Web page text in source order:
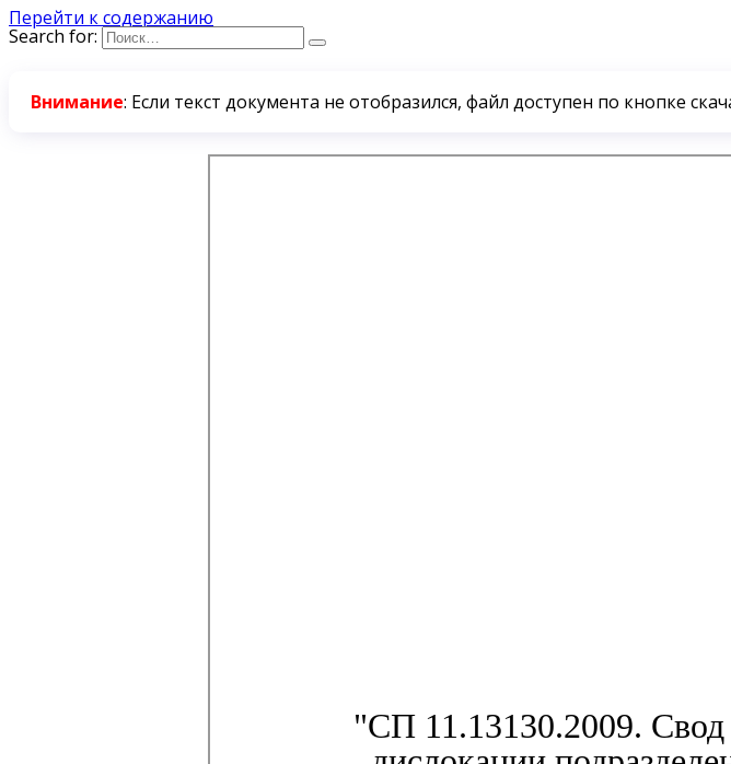
Перейти к содержанию
Search for:
Внимание: Если текст документа не отобразился, файл доступен по кнопке